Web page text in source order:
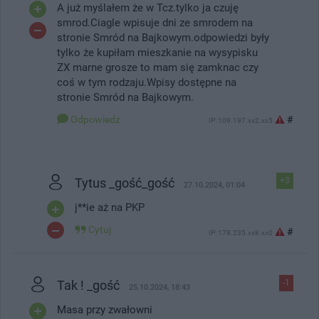
A już myślałem że w Tcz.tylko ja czuję
smrod.Ciagle wpisuje dni ze smrodem na
stronie Smród na Bajkowym.odpowiedzi były
tylko że kupiłam mieszkanie na wysypisku
ZX marne grosze to mam się zamknac czy
coś w tym rodzaju.Wpisy dostępne na
stronie Smród na Bajkowym.
Odpowiedz IP: 109.197.xx2.xx5 #
+3
Tytus _gość_gość 27.10.2024, 01:04
j**ie aż na PKP
Cytuj IP: 178.235.xx8.xx0 #
-1
Tak ! _gość 25.10.2024, 18:43
Masa przy zwałowni